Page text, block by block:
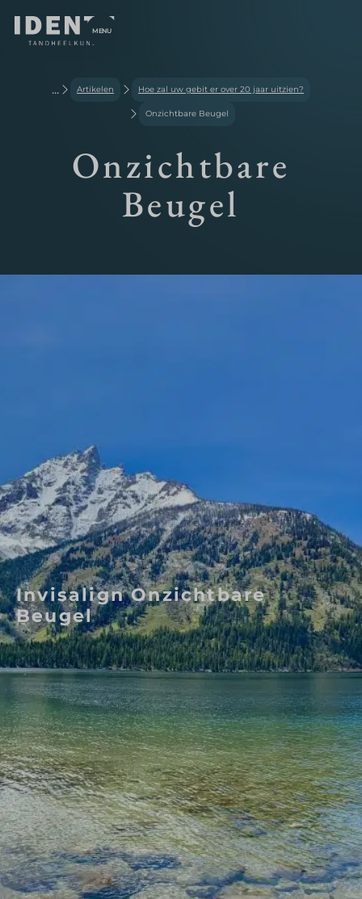
MENU
... Artikelen Hoe zal uw gebit er over 20 jaar uitzien?
Onzichtbare Beugel
Onzichtbare
Beugel
Invisalign Onzichtbare
Beugel